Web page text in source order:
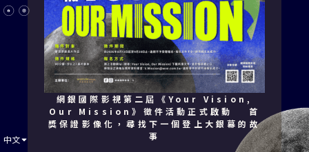
中文
網銀國際影視第二屆《Your Vision,
Our Mission》徵件活動正式啟動 首
獎保證影像化，尋找下一個登上大銀幕的故
事